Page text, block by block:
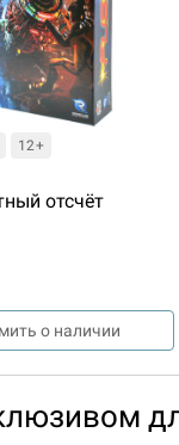
12+
отсчёт
о наличии